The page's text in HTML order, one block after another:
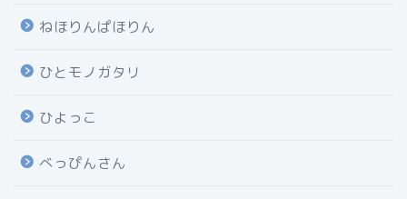
ねほりんぱほりん
ひとモノガタリ
ひよっこ
べっぴんさん